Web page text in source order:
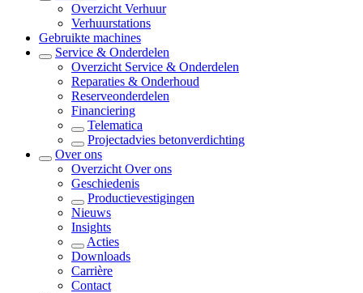
Overzicht Verhuur
Verhuurstations
Gebruikte machines
Service & Onderdelen
Overzicht Service & Onderdelen
Reparaties & Onderhoud
Reserveonderdelen
Financiering
Telematica
Projectadvies betonverdichting
Over ons
Overzicht Over ons
Geschiedenis
Productievestigingen
Nieuws
Insights
Acties
Downloads
Carrière
Contact